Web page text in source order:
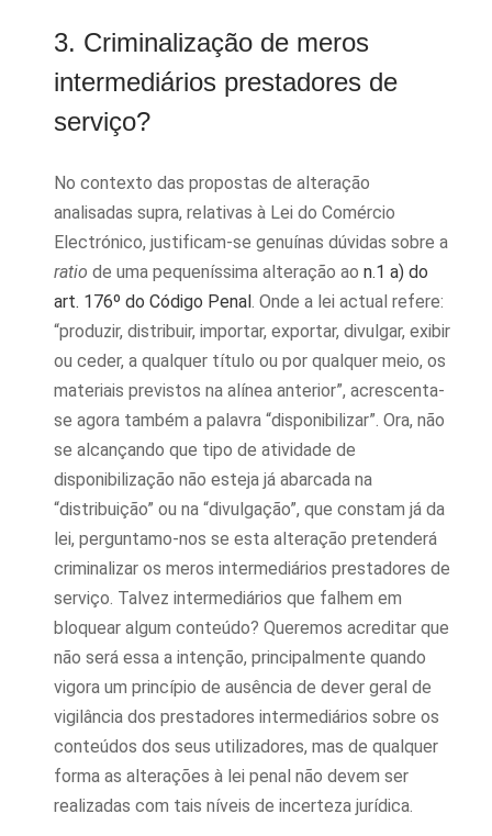
3. Criminalização de meros
intermediários prestadores de
serviço?
No contexto das propostas de alteração
analisadas supra, relativas à Lei do Comércio
Electrónico, justificam-se genuínas dúvidas sobre a
ratio de uma pequeníssima alteração ao n.1 a) do
art. 176º do Código Penal. Onde a lei actual refere:
“produzir, distribuir, importar, exportar, divulgar, exibir
ou ceder, a qualquer título ou por qualquer meio, os
materiais previstos na alínea anterior”, acrescenta-
se agora também a palavra “disponibilizar”. Ora, não
se alcançando que tipo de atividade de
disponibilização não esteja já abarcada na
“distribuição” ou na “divulgação”, que constam já da
lei, perguntamo-nos se esta alteração pretenderá
criminalizar os meros intermediários prestadores de
serviço. Talvez intermediários que falhem em
bloquear algum conteúdo? Queremos acreditar que
não será essa a intenção, principalmente quando
vigora um princípio de ausência de dever geral de
vigilância dos prestadores intermediários sobre os
conteúdos dos seus utilizadores, mas de qualquer
forma as alterações à lei penal não devem ser
realizadas com tais níveis de incerteza jurídica.